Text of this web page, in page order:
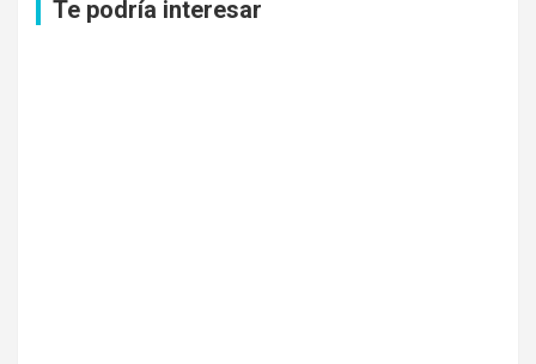
Te podría interesar